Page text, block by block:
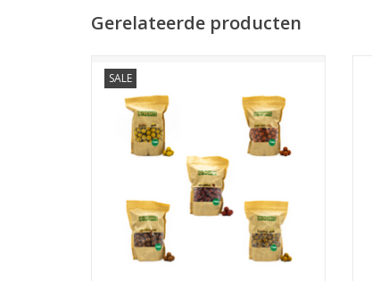
Gerelateerde producten
SALE
Het BFM Baits Boilie testpakket bestaande
uit 5 soorten / smaken (5kg) van de
bewezen BFM Baits range. Best For More!
TOEVOEGEN AAN WINKELWAGEN